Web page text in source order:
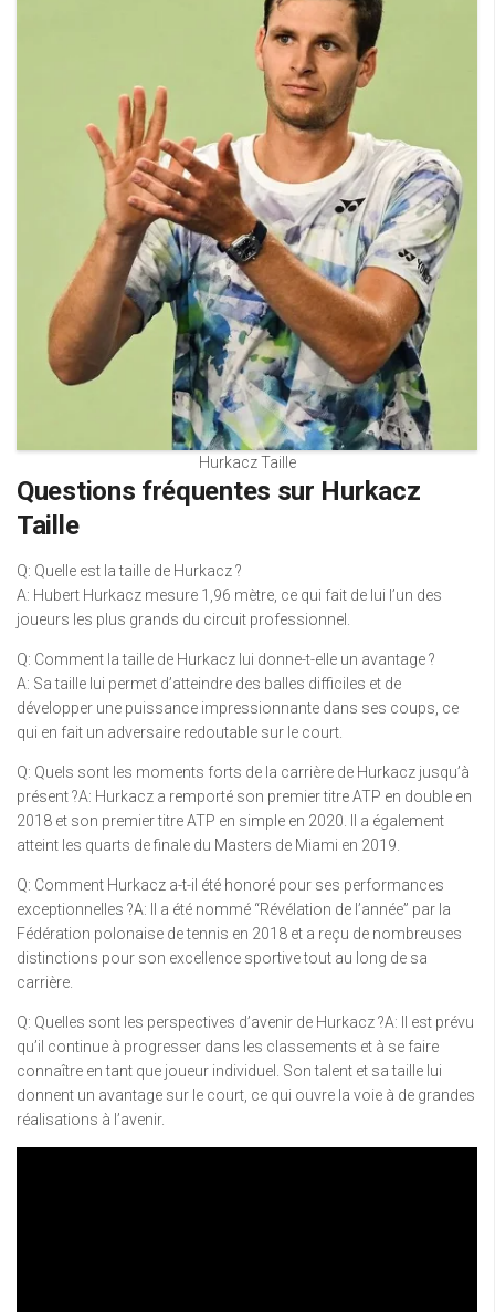
Hurkacz Taille
Questions fréquentes sur Hurkacz
Taille
Q: Quelle est la taille de Hurkacz ?
A: Hubert Hurkacz mesure 1,96 mètre, ce qui fait de lui l’un des
joueurs les plus grands du circuit professionnel.
Q: Comment la taille de Hurkacz lui donne-t-elle un avantage ?
A: Sa taille lui permet d’atteindre des balles difficiles et de
développer une puissance impressionnante dans ses coups, ce
qui en fait un adversaire redoutable sur le court.
Q: Quels sont les moments forts de la carrière de Hurkacz jusqu’à
présent ?A: Hurkacz a remporté son premier titre ATP en double en
2018 et son premier titre ATP en simple en 2020. Il a également
atteint les quarts de finale du Masters de Miami en 2019.
Q: Comment Hurkacz a-t-il été honoré pour ses performances
exceptionnelles ?A: Il a été nommé “Révélation de l’année” par la
Fédération polonaise de tennis en 2018 et a reçu de nombreuses
distinctions pour son excellence sportive tout au long de sa
carrière.
Q: Quelles sont les perspectives d’avenir de Hurkacz ?A: Il est prévu
qu’il continue à progresser dans les classements et à se faire
connaître en tant que joueur individuel. Son talent et sa taille lui
donnent un avantage sur le court, ce qui ouvre la voie à de grandes
réalisations à l’avenir.